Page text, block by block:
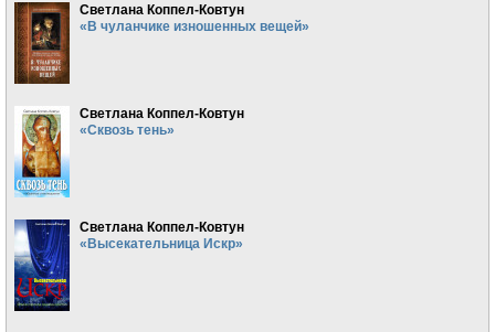
Светлана Коппел-Ковтун
«В чуланчике изношенных вещей»
Светлана Коппел-Ковтун
«Сквозь тень»
Светлана Коппел-Ковтун
«Высекательница Искр»